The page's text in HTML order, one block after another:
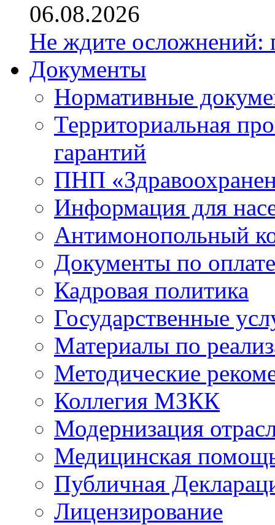
06.08.2026
Не ждите осложнений:
Документы
Нормативные
Территориальная
гарантий
ПНП
Информация для
Антимонопольный
Документы по
Кадровая политика
Государственные
Материалы по
Методические
Коллегия МЗКК
Модернизация
Медицинская
Публичная
Лицензирование